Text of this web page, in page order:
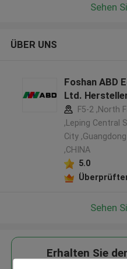
Sehen
ÜBER UNS
Foshan ABD
Ltd.
F5-2 ,North
,Leping Central
City
,CHINA
5.0
Sehen
Erhalten Sie